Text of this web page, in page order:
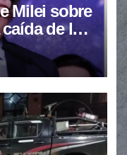
Milei sobre
de las